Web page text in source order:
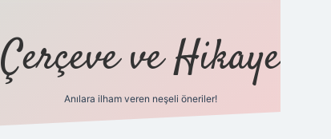
Çerçeve ve Hikaye
Anılara ilham veren neşeli öneriler!